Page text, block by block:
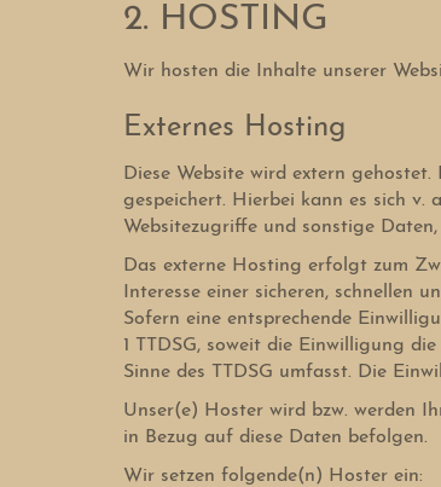
2. HOSTING
Wir hosten die Inhalte unserer
Externes Hosting
Diese Website wird extern
gespeichert. Hierbei kann es sich
Websitezugriffe und sonstige
Das externe Hosting erfolgt zum
Interesse einer sicheren, schnellen
Sofern eine entsprechende
1 TTDSG, soweit die Einwilligung
Sinne des TTDSG umfasst. Die
Unser(e) Hoster wird bzw. werden
in Bezug auf diese Daten befolgen.
Wir setzen folgende(n) Hoster ein: